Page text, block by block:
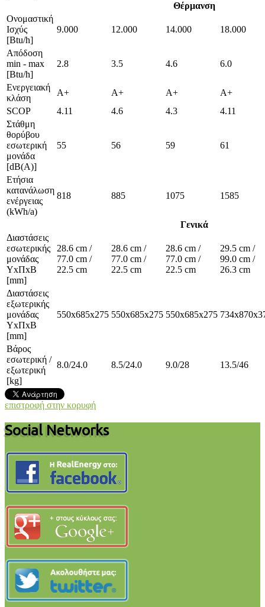
Θέρμανση
Ονομαστική
Ισχύς
[Btu/h]
9.000 12.000 14.000 18.000
Απόδοση
min - max
[Btu/h]
2.8 3.5 4.6 6.0
Ενεργειακή
κλάση
A+ A+ A+
A+
SCOP
4.11 4.6 4.3
4.11
Στάθμη
θορύβου
εσωτερική
μονάδα
[dB(A)]
55 56 59 61
Ετήσια
κατανάλωση
ενέργειας
(kWh/a)
818 885 1075 1585
Γενικά
Διαστάσεις
εσωτερικής
μονάδας
ΥxΠxΒ
[mm]
28.6 cm /
77.0 cm /
22.5 cm
28.6 cm /
77.0 cm /
22.5 cm
28.6 cm /
77.0 cm /
22.5 cm
29.5 cm /
99.0 cm /
26.3 cm
Διαστάσεις
εξωτερικής
μονάδας
ΥxΠxΒ
[mm]
550x685x275 550x685x275 550x685x275
Βάρος
εσωτερική /
εξωτερική
[kg]
8.0/24.0 8.5/24.0 9.0/28 13.5/46
επιστροφή στην κορυφή
Social Networks